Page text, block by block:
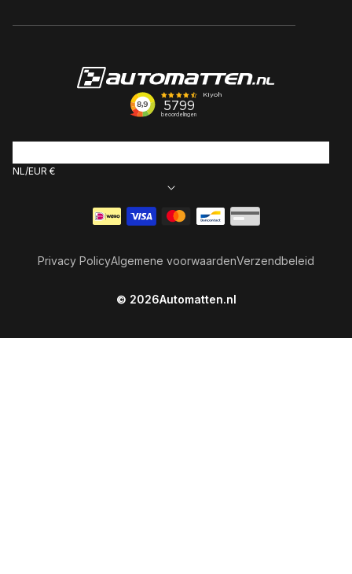
NL EUR €
© 2026Automatten.nl
Privacy PolicyAlgemene voorwaardenVerzendbeleid
Betaalmethoden